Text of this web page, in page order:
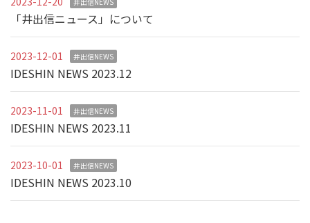
「井出信ニュース」について
2023-12-01 井出信NEWS
IDESHIN NEWS 2023.12
2023-11-01 井出信NEWS
IDESHIN NEWS 2023.11
2023-10-01 井出信NEWS
IDESHIN NEWS 2023.10